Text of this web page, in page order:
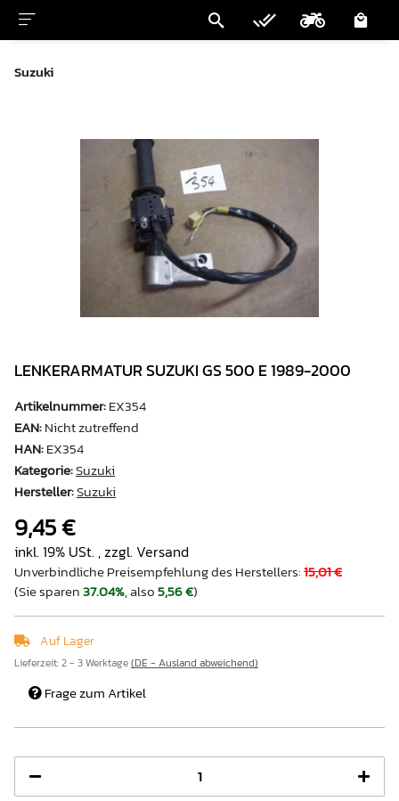
Suzuki
LENKERARMATUR SUZUKI GS 500 E 1989-2000
Artikelnummer:EX354
EAN:Nicht zutreffend
HAN:EX354
Kategorie:Suzuki
Hersteller:Suzuki
9,45 €
inkl. 19% USt. , zzgl. Versand
Unverbindliche Preisempfehlung des Herstellers:15,01 €
(Sie sparen37.04%, also5,56 €)
Auf Lager
Lieferzeit:2 - 3 Werktage(DE - Ausland abweichend)
Frage zum Artikel